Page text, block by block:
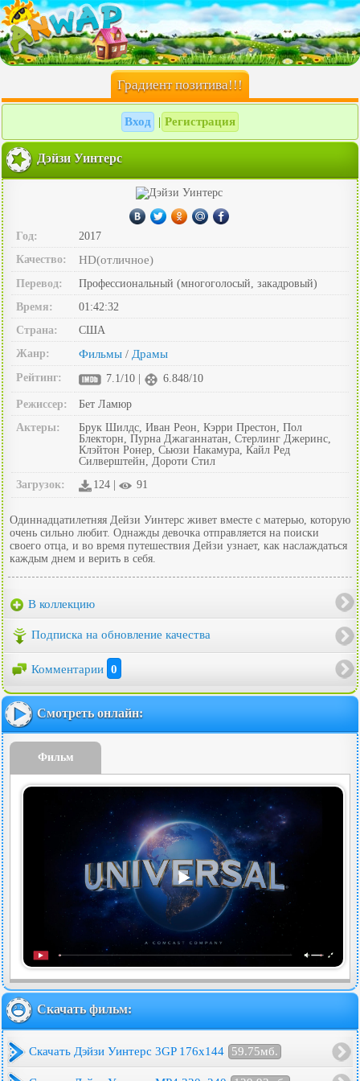
Градиент позитива!!!
Вход Регистрация
Дэйзи Уинтерс
Год:
2017
Качество:
HD(отличное)
Перевод:
Профессиональный (многоголосый, закадровый)
Время:
01:42:32
Страна:
США
Жанр:
Фильмы / Драмы
Рейтинг: 7.1/10 | 6.848/10
Режиссер:
Бет Ламюр
Актеры:
Брук Шилдс, Иван Реон, Кэрри Престон, Пол
Блекторн, Пурна Джаганнатан, Стерлинг Джеринс,
Клэйтон Ронер, Сьюзи Накамура, Кайл Ред
Силверштейн, Дороти Стил
Загрузок:
124 | 91
Одиннадцатилетняя Дейзи Уинтерс живет вместе с матерью, которую
очень сильно любит. Однажды девочка отправляется на поиски
своего отца, и во время путешествия Дейзи узнает, как наслаждаться
каждым днем и верить в себя.
В коллекцию
Подписка на обновление качества
Комментарии 0
Смотреть онлайн:
Фильм
Скачать фильм:
Скачать Дэйзи Уинтерс 3GP 176x144 59.75мб.